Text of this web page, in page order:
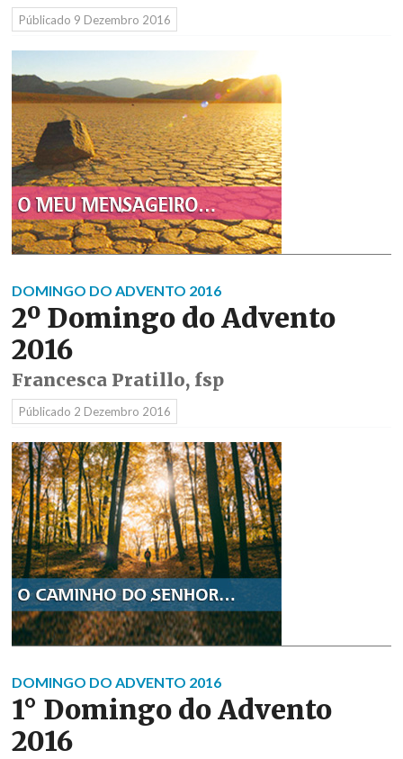
Públicado 9 Dezembro 2016
DOMINGO DO ADVENTO 2016
2º Domingo do Advento
2016
Francesca Pratillo, fsp
Públicado 2 Dezembro 2016
DOMINGO DO ADVENTO 2016
1° Domingo do Advento
2016